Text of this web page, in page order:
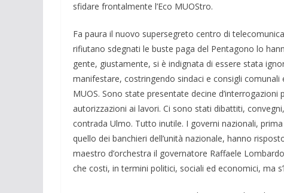
sfidare frontal­mente l’Eco MUOStro.
Fa paura il nuovo supersegreto centro di
ri­fiutano sdegnati le buste paga del Penta­gono lo
gente, giustamen­te, si è indignata di essere stata
manifestare, co­stringendo sinda­ci e consigli
MUOS. Sono state presentate decine
autorizzazioni ai lavori. Ci sono stati dibattiti,
contrada Ulmo. Tutto inutile. I go­verni nazionali,
quello dei banchieri dell’unità nazionale, hanno
maestro d’orche­stra il governatore Raffaele
che costi, in termini poli­tici, sociali ed economici, ma